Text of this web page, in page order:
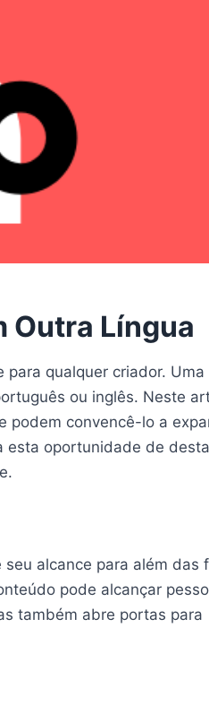
Outra Língua
qualquer criador. Uma
ou inglês. Neste
podem convencê-lo a
esta oportunidade de
alcance para além das
pode alcançar
também abre portas para